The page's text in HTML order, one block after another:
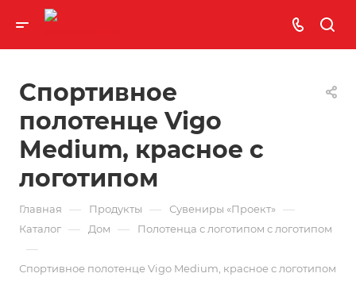
Спортивное
полотенце Vigo
Medium, красное с
логотипом
Главная — Продукты — Сувениры «Проект» —
Каталог — Дом — Полотенца с логотипом с логотипом
—
Спортивное полотенце Vigo Medium, красное с логотипом